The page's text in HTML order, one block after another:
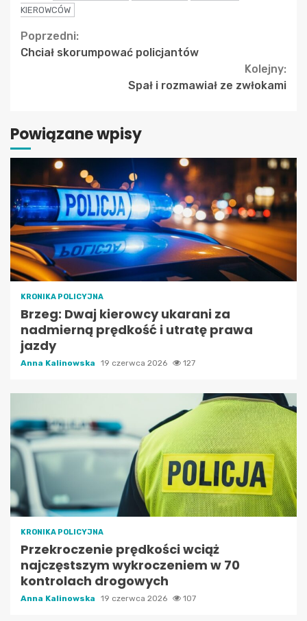
KIEROWCÓW
Continue
Reading
Poprzedni:
Chciał skorumpować policjantów
Kolejny:
Spał i rozmawiał ze zwłokami
Powiązane wpisy
KRONIKA POLICYJNA
Brzeg: Dwaj kierowcy ukarani za
nadmierną prędkość i utratę prawa
jazdy
Anna Kalinowska 19 czerwca 2026 127
KRONIKA POLICYJNA
Przekroczenie prędkości wciąż
najczęstszym wykroczeniem w 70
kontrolach drogowych
Anna Kalinowska 19 czerwca 2026 107